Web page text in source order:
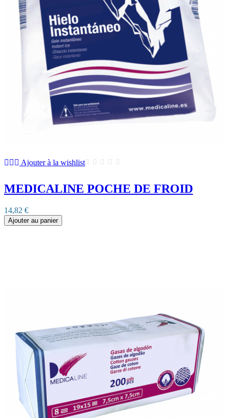
Ajouter à la wishlist
MEDICALINE POCHE DE FROID
14,82 €
Ajouter au panier